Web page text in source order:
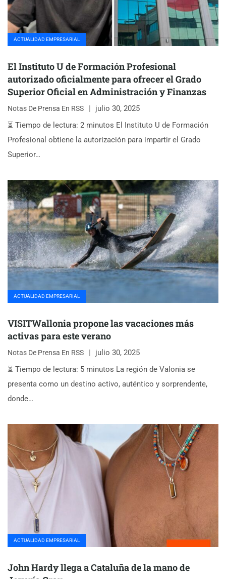
ACTUALIDAD EMPRESARIAL
El Instituto U de Formación Profesional
autorizado oficialmente para ofrecer el Grado
Superior Oficial en Administración y Finanzas
Notas De Prensa En RSS
julio 30, 2025
⏳ Tiempo de lectura: 2 minutos El Instituto U de Formación
Profesional obtiene la autorización para impartir el Grado
Superior…
ACTUALIDAD EMPRESARIAL
VISITWallonia propone las vacaciones más
activas para este verano
Notas De Prensa En RSS
julio 30, 2025
⏳ Tiempo de lectura: 5 minutos La región de Valonia se
presenta como un destino activo, auténtico y sorprendente,
donde…
ACTUALIDAD EMPRESARIAL
John Hardy llega a Cataluña de la mano de